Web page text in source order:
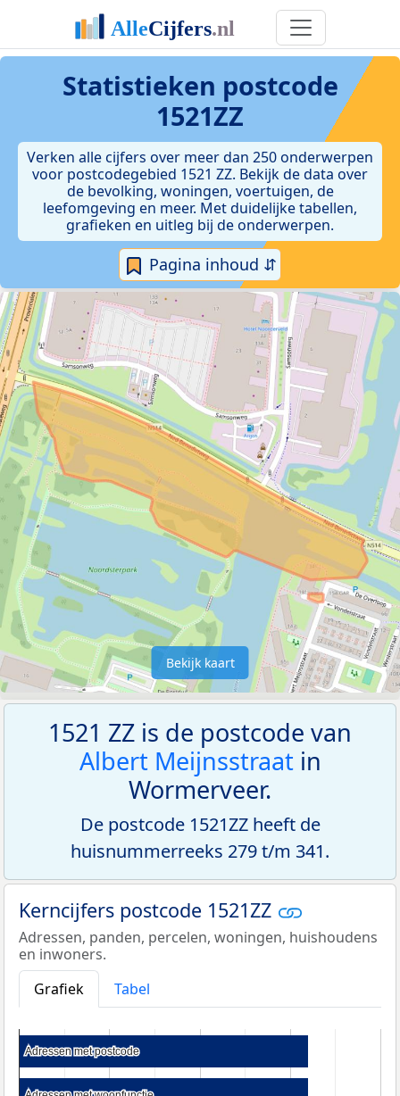
Statistieken postcode
1521ZZ
Verken alle cijfers over meer dan 250 onderwerpen
voor postcodegebied 1521 ZZ. Bekijk de data over
de bevolking, woningen, voertuigen, de
leefomgeving en meer. Met duidelijke tabellen,
grafieken en uitleg bij de onderwerpen.
Pagina inhoud ⇵
Bekijk kaart
1521 ZZ is de postcode van
Albert Meijnsstraatin
Wormerveer.
De postcode 1521ZZ heeft de
huisnummerreeks 279 t/m 341.
Kerncijfers postcode 1521ZZ
Adressen, panden, percelen, woningen, huishoudens
en inwoners.
Grafiek
Tabel
Adressen met postcode
Adressen met postcode